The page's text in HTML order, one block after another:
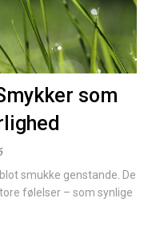
som
smukke genstande. De
følelser – som synlige